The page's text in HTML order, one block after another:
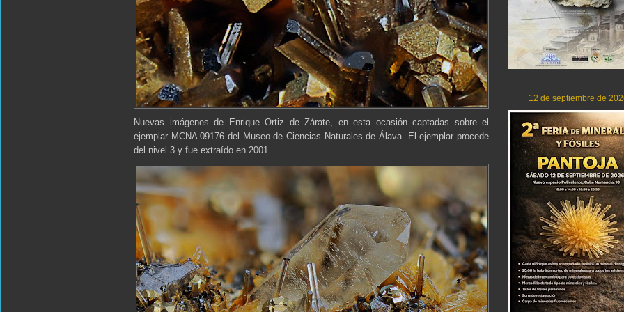
Nuevas imágenes de Enrique Ortiz de Zárate, en esta ocasión captadas sobre el
ejemplar MCNA 09176 del Museo de Ciencias Naturales de Álava. El ejemplar procede
del nivel 3 y fue extraído en 2001.
12 de septiembre de